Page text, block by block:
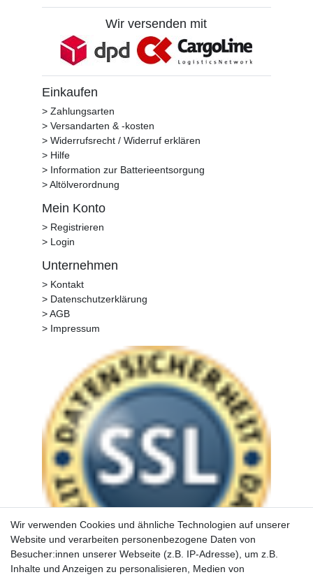
Wir versenden mit
Einkaufen
> Zahlungsarten
> Versandarten & -kosten
> Widerrufsrecht / Widerruf erklären
> Hilfe
> Information zur Batterieentsorgung
> Altölverordnung
Mein Konto
> Registrieren
> Login
Unternehmen
> Kontakt
> Datenschutzerklärung
> AGB
> Impressum
Wir verwenden Cookies und ähnliche Technologien auf unserer
Website und verarbeiten personenbezogene Daten von
Besucher:innen unserer Webseite (z.B. IP-Adresse), um z.B.
Inhalte und Anzeigen zu personalisieren, Medien von